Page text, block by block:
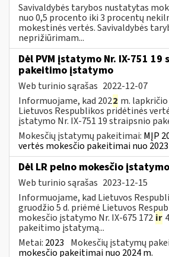
Savivaldybės tarybos nustatytas
nuo 0,5 procento iki 3 procentų
mokestinės vertės. Savivaldybės
neprižiūrimam...
Dėl PVM įstatymo Nr. IX-751
pakeitimo įstatymo
Web turinio sąrašas 2022-12-07
Informuojame, kad 2022 m. lapkričio
Lietuvos Respublikos pridėtinės
įstatymo Nr. IX-751 19 straipsnio
Mokesčių įstatymų pakeitimai: MĮP
vertės mokesčio pakeitimai nuo
Dėl LR pelno mokesčio
Web turinio sąrašas 2023-12-15
Informuojame, kad Lietuvos
gruodžio 5 d. priėmė Lietuvos
mokesčio įstatymo Nr. IX-675 172 ir
pakeitimo įstatymą...
Metai: 2023 Mokesčių įstatymų
mokesčio pakeitimai nuo 2024 m.